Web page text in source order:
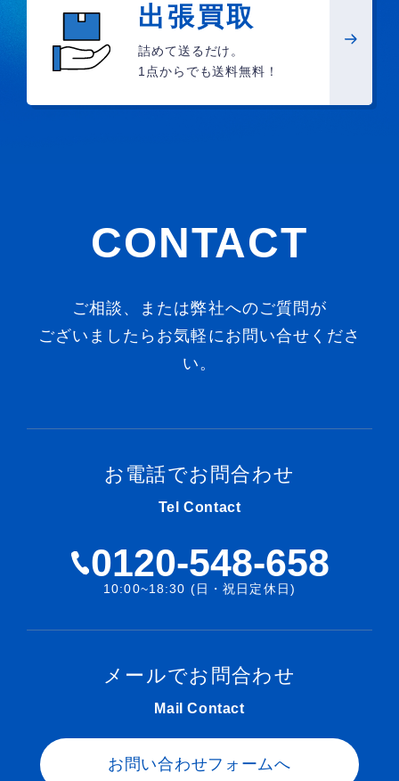
出張買取
詰めて送るだけ。
1点からでも送料無料！
CONTACT
ご相談、または弊社へのご質問が
ございましたらお気軽にお問い合せくださ
い。
お電話でお問合わせ
Tel Contact
0120-548-658
10:00~18:30 (日・祝日定休日)
メールでお問合わせ
Mail Contact
お問い合わせフォームへ